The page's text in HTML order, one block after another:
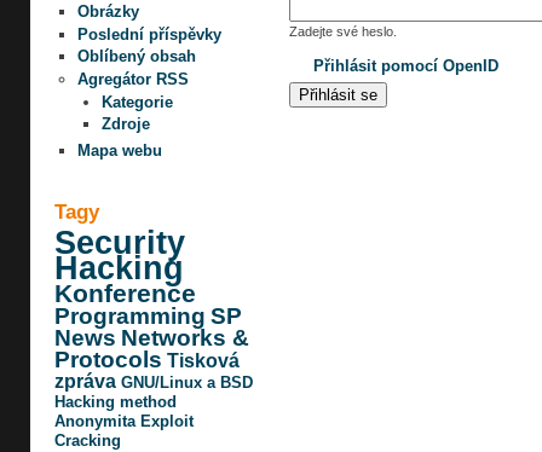
Obrázky
Poslední příspěvky
Oblíbený obsah
Agregátor RSS
Kategorie
Zdroje
Mapa webu
Tagy
Security
Hacking
Konference
Programming SP
News Networks &
Protocols Tisková
zpráva GNU/Linux a BSD
Hacking method
Anonymita Exploit
Cracking
Zadejte své heslo.
Přihlásit pomocí OpenID